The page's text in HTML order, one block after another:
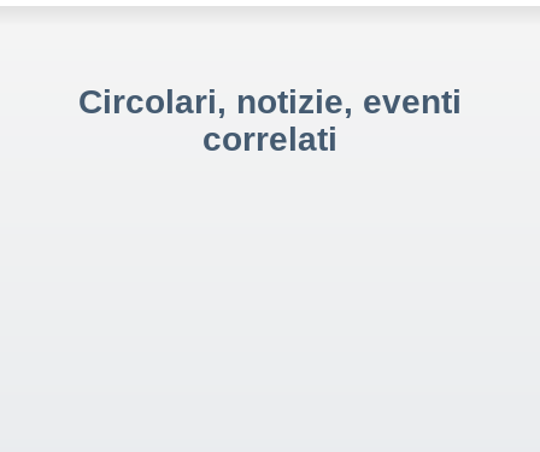
Circolari, notizie, eventi
correlati